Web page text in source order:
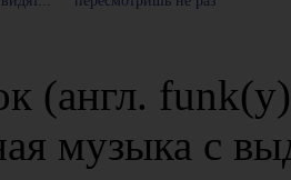
(англ.
музыка с